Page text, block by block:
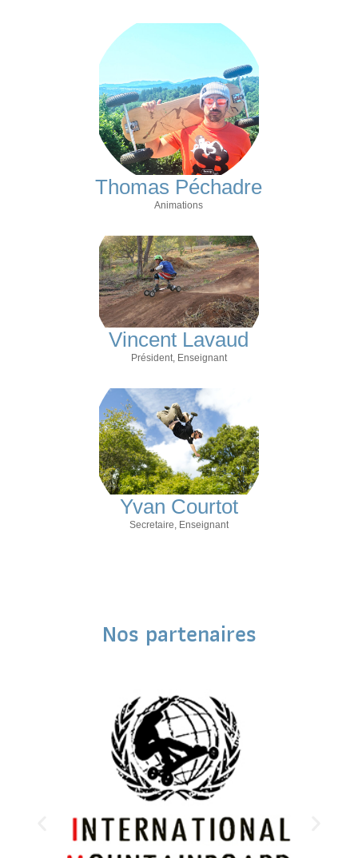
Thomas Péchadre
Animations
Vincent Lavaud
Président, Enseignant
Yvan Courtot
Secretaire, Enseignant
Nos partenaires